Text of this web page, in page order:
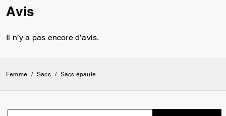
Avis
Il n’y a pas encore d’avis.
Femme / Sacs / Sacs épaule